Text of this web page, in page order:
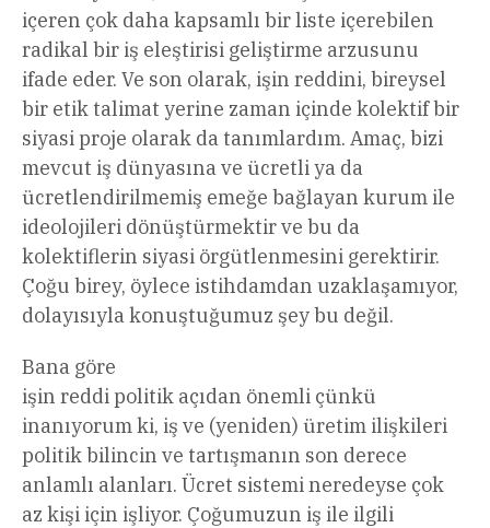
içeren çok daha kapsamlı bir liste içerebilen
radikal bir iş eleştirisi geliştirme arzusunu
ifade eder. Ve son olarak, işin reddini, bireysel
bir etik talimat yerine zaman içinde kolektif bir
siyasi proje olarak da tanımlardım. Amaç, bizi
mevcut iş dünyasına ve ücretli ya da
ücretlendirilmemiş emeğe bağlayan kurum ile
ideolojileri dönüştürmektir ve bu da
kolektiflerin siyasi örgütlenmesini gerektirir.
Çoğu birey, öylece istihdamdan uzaklaşamıyor,
dolayısıyla konuştuğumuz şey bu değil.
Bana göre
işin reddi politik açıdan önemli çünkü
inanıyorum ki, iş ve (yeniden) üretim ilişkileri
politik bilincin ve tartışmanın son derece
anlamlı alanları. Ücret sistemi neredeyse çok
az kişi için işliyor. Çoğumuzun iş ile ilgili